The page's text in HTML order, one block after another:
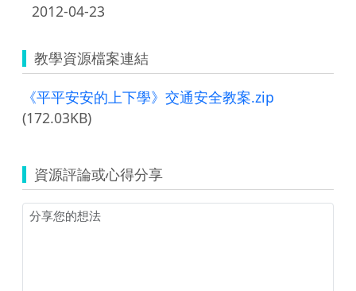
2012-04-23
教學資源檔案連結
《平平安安的上下學》交通安全教案.zip
(172.03KB)
資源評論或心得分享